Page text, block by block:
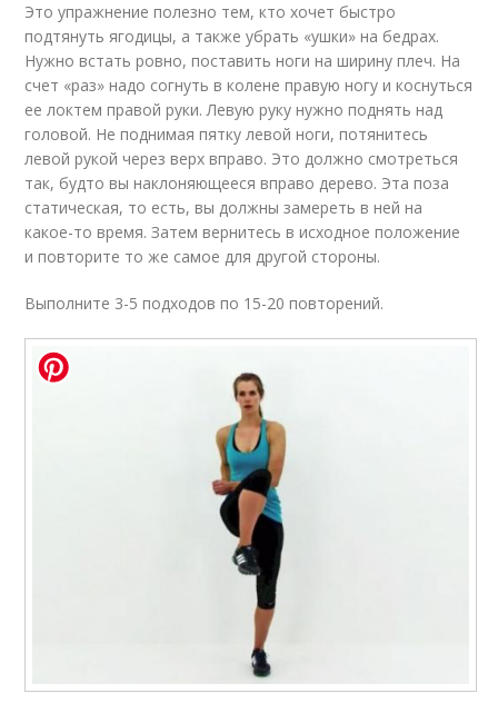
Это упражнение полезно тем, кто хочет быстро
подтянуть ягодицы, а также убрать «ушки» на бедрах.
Нужно встать ровно, поставить ноги на ширину плеч. На
счет «раз» надо согнуть в колене правую ногу и коснуться
ее локтем правой руки. Левую руку нужно поднять над
головой. Не поднимая пятку левой ноги, потянитесь
левой рукой через верх вправо. Это должно смотреться
так, будто вы наклоняющееся вправо дерево. Эта поза
статическая, то есть, вы должны замереть в ней на
какое-то время. Затем вернитесь в исходное положение
и повторите то же самое для другой стороны.
Выполните 3-5 подходов по 15-20 повторений.